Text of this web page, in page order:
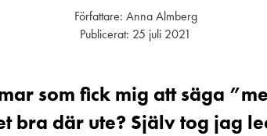
Författare: Anna Almberg
Publicerat: 25 juli 2021
som fick mig att säga
bra där ute? Själv tog jag